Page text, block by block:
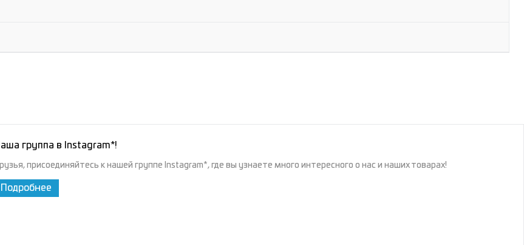
группа в Instagram*!
присоединяйтесь к нашей группе Instagram*, где вы узнаете много интересного о нас и наших товарах!
Подробнее